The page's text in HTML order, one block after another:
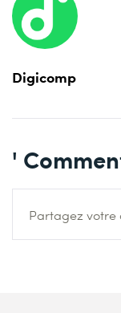
Digicomp
'
Partagez votre